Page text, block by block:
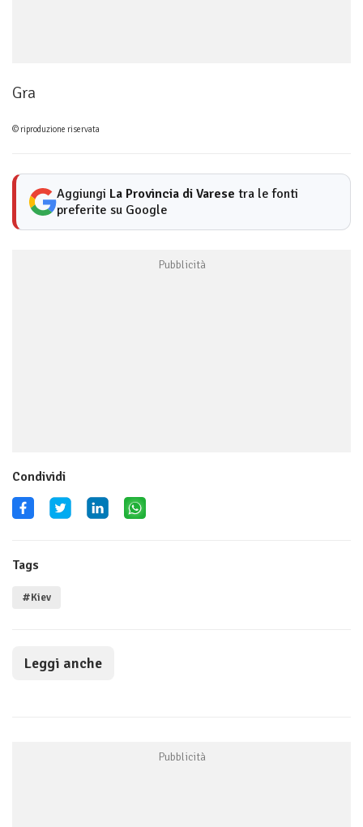
Gra
© riproduzione riservata
Aggiungi La Provincia di Varese tra le fonti
preferite su Google
Condividi
Tags
#Kiev
Leggi anche